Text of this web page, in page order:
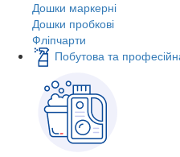
Дошки маркерні
Дошки пробкові
Фліпчарти
Побутова та